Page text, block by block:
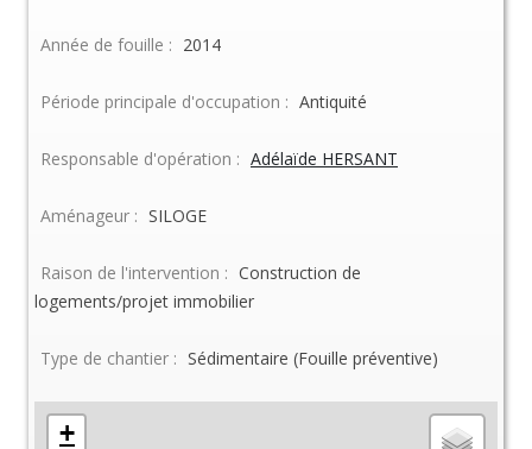
Année de fouille : 2014
Période principale d'occupation : Antiquité
Responsable d'opération : Adélaïde HERSANT
Aménageur : SILOGE
Raison de l'intervention : Construction de
logements/projet immobilier
Type de chantier : Sédimentaire (Fouille préventive)
+